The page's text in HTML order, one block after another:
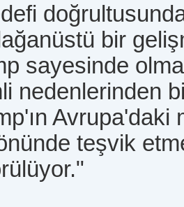
bir
sayesinde
nedenlerinden
Avrupa'daki
teşvik